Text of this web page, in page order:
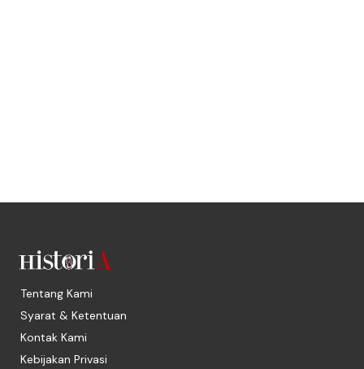
Tentang Kami
Syarat & Ketentuan
Kontak Kami
Kebijakan Privasi